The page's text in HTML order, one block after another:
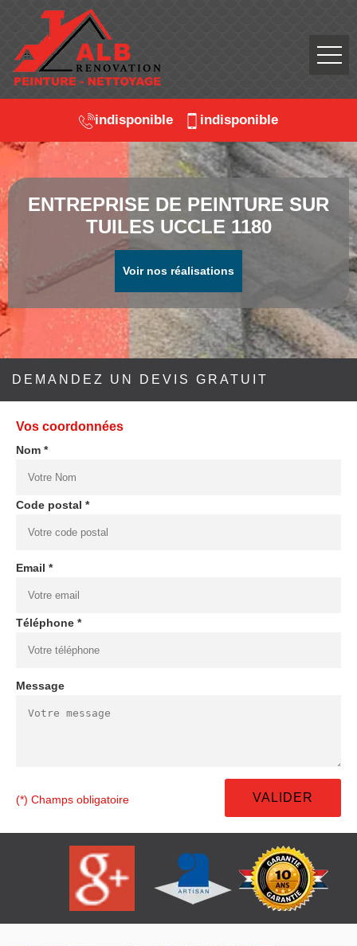
indisponible indisponible
ENTREPRISE DE PEINTURE SUR
TUILES UCCLE 1180
Voir nos réalisations
DEMANDEZ UN DEVIS GRATUIT
Vos coordonnées
Nom *
Code postal *
Email *
Téléphone *
Message
(*) Champs obligatoire